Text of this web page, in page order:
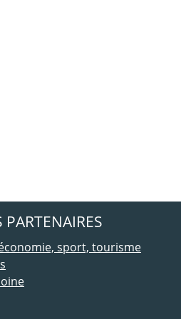
PARTENAIRES
sport, tourisme